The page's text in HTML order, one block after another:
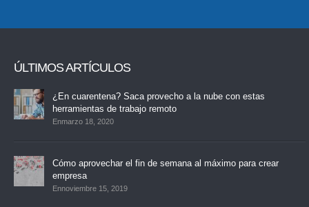
ÚLTIMOS ARTÍCULOS
¿En cuarentena? Saca provecho a la nube con estas
herramientas de trabajo remoto
Enmarzo 18, 2020
Cómo aprovechar el fin de semana al máximo para crear
empresa
Ennoviembre 15, 2019